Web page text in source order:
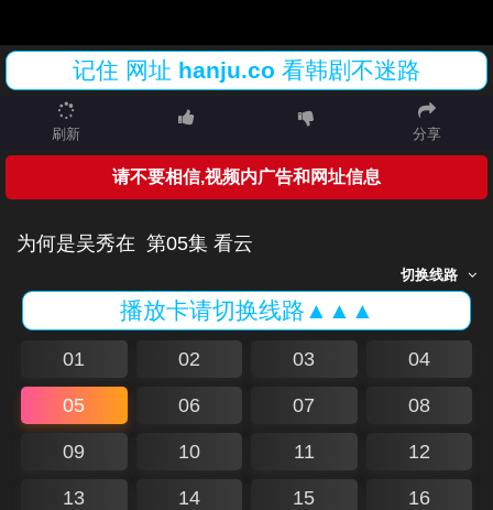
记住 网址 hanju.co 看韩剧不迷路
刷新 分享
请不要相信,视频内广告和网址信息
为何是吴秀在 第05集 看云
切换线路
播放卡请切换线路▲▲▲
01 02 03 04
05 06 07 08
09 10 11 12
13 14 15 16